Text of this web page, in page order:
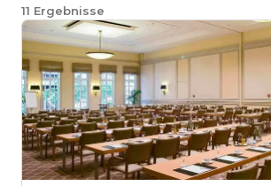
11 Ergebnisse